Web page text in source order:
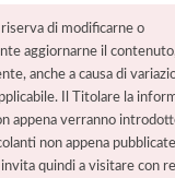
riserva di modificarne o
aggiornarne il
anche a causa di
Il Titolare la
appena verranno
non appena
invita quindi a visitare con